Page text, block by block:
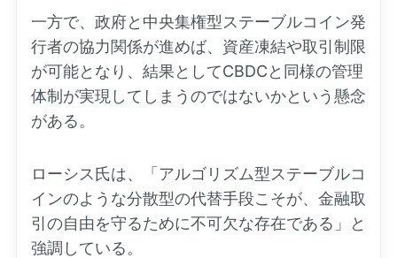
一方で、政府と中央集権型ステーブルコイン発
行者の協力関係が進めば、資産凍結や取引制限
が可能となり、結果としてCBDCと同様の管理
体制が実現してしまうのではないかという懸念
がある。
ローシス氏は、「アルゴリズム型ステーブルコ
インのような分散型の代替手段こそが、金融取
引の自由を守るために不可欠な存在である」と
強調している。